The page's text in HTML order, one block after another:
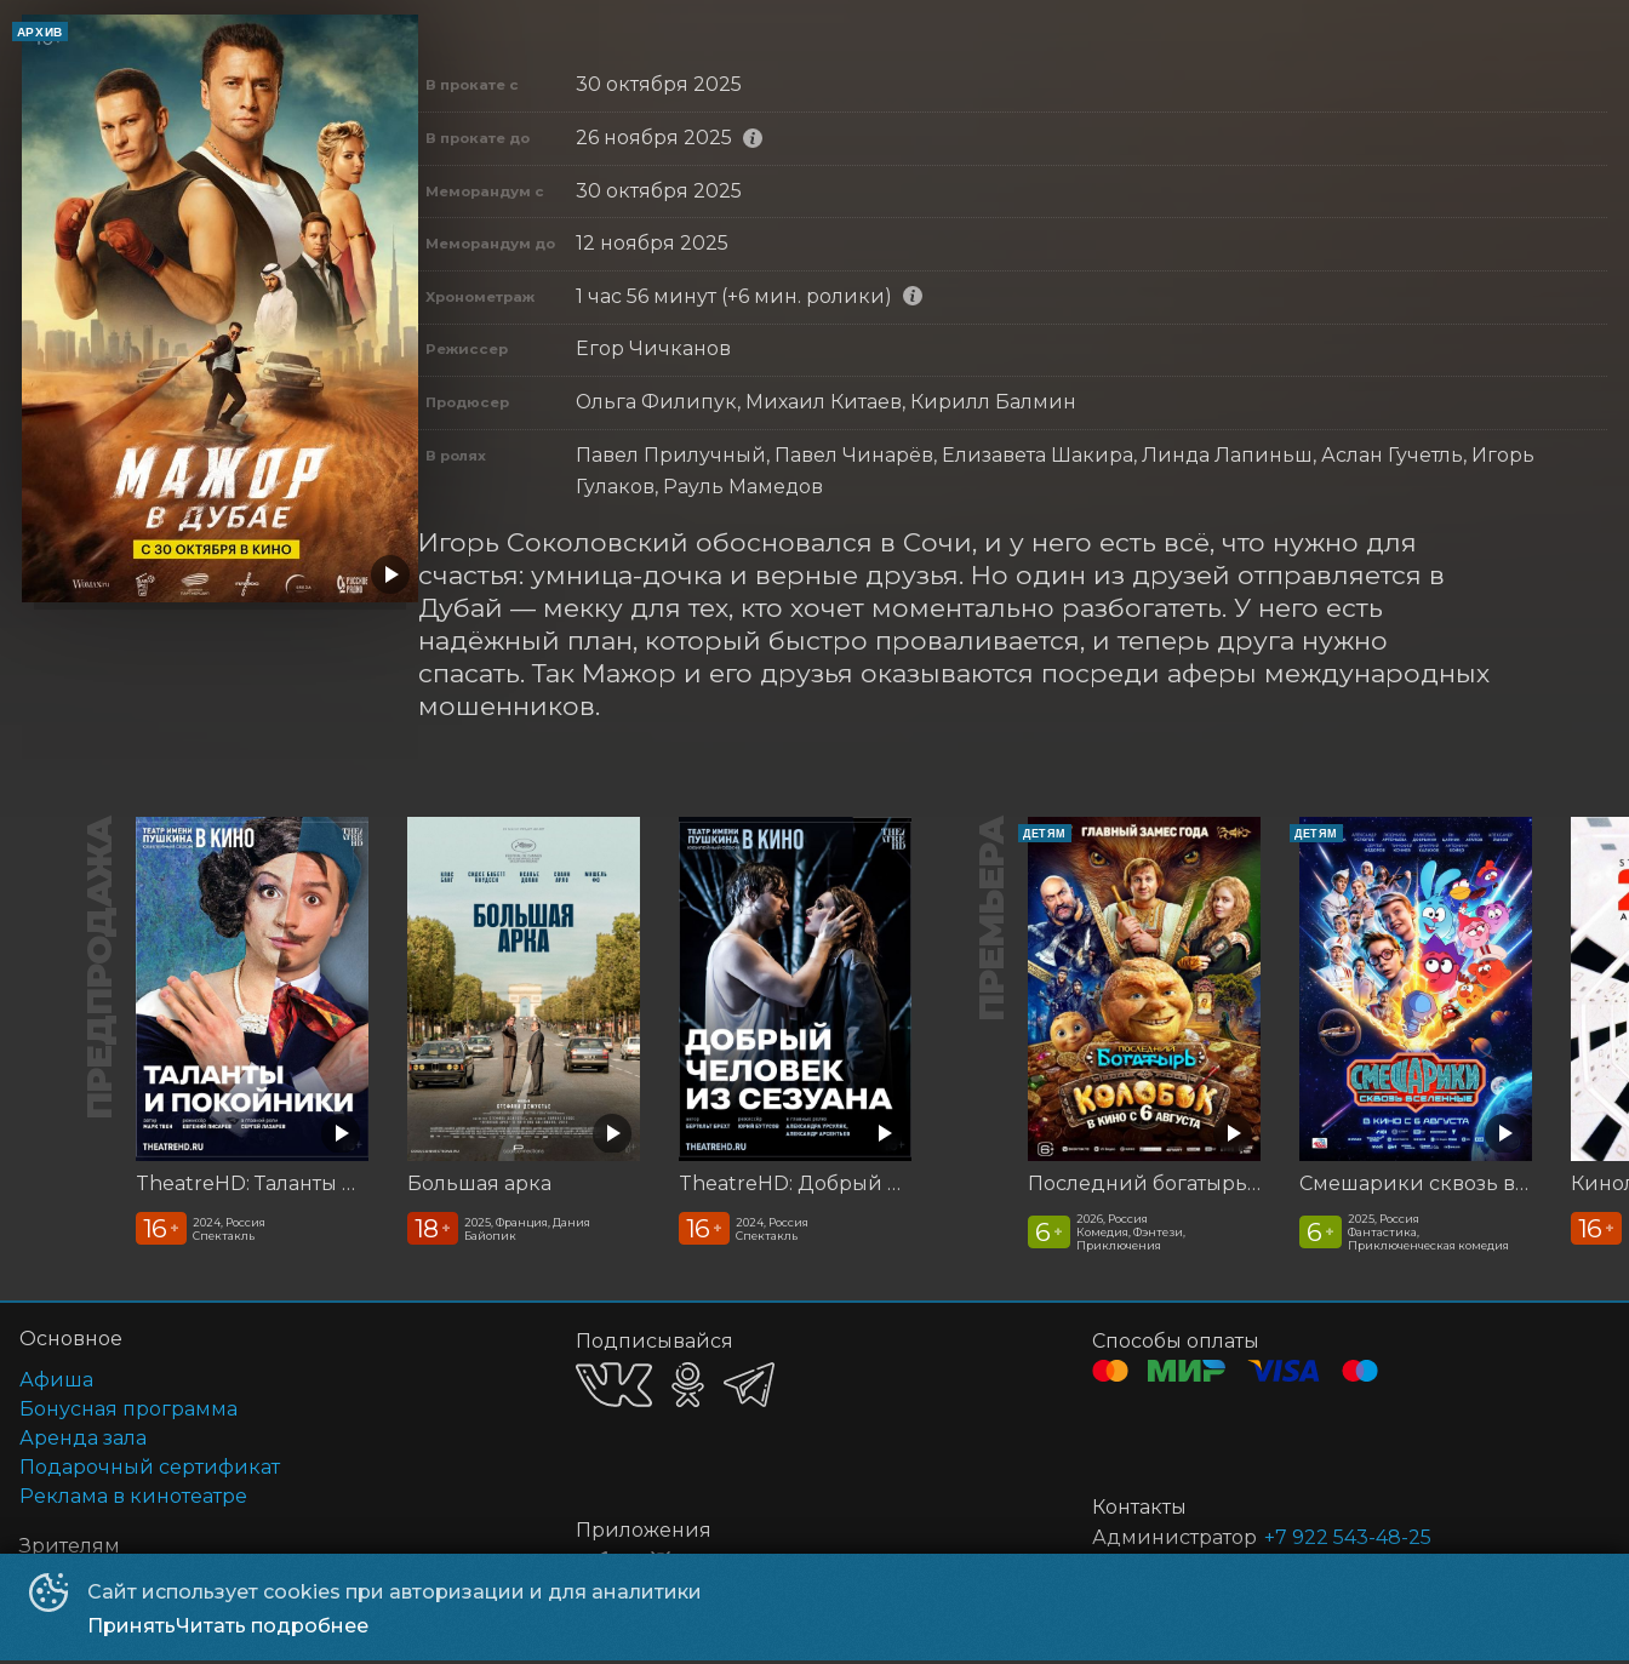
АРХИВ
В прокате с 30 октября 2025
В прокате до 26 ноября 2025
Меморандум с 30 октября 2025
Меморандум до 12 ноября 2025
Хронометраж 1 час 56 минут (+6 мин. ролики)
Режиссер Егор Чичканов
Продюсер Ольга Филипук, Михаил Китаев, Кирилл Балмин
В ролях
Павел Прилучный, Павел Чинарёв, Елизавета Шакира, Линда Лапиньш, Аслан Гучетль, Игорь
Гулаков, Рауль Мамедов
Игорь Соколовский обосновался в Сочи, и у него есть всё, что нужно для
счастья: умница-дочка и верные друзья. Но один из друзей отправляется в
Дубай — мекку для тех, кто хочет моментально разбогатеть. У него есть
надёжный план, который быстро проваливается, и теперь друга нужно
спасать. Так Мажор и его друзья оказываются посреди аферы международных
мошенников.
ПРЕДПРОДАЖА
TheatreHD: Таланты и покойники
16 +
2024, Россия
Спектакль
Большая арка
18 +
2025, Франция, Дания
Байопик
TheatreHD: Добрый человек из Сезуана
16 +
2024, Россия
Спектакль
ПРЕМЬЕРА ДЕТЯМ
Последний богатырь. Колобок
6 +
2026, Россия
Комедия, Фэнтези,
Приключения
ДЕТЯМ
Смешарики сквозь вселенные
6 +
2025, Россия
Фантастика,
Приключенческая комедия
16 +
Сайт использует cookies при авторизации и для аналитики
ПринятьЧитать подробнее
Основное
Афиша
Бонусная программа
Аренда зала
Подарочный сертификат
Реклама в кинотеатре
Зрителям
Оплата картой
Возврат билетов
Подписывайся
Приложения
Способы оплаты
Контакты
Администратор +7 922 543-48-25